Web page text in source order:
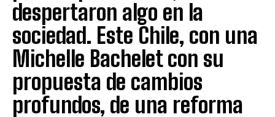
despertaron algo en la
sociedad. Este Chile, con una
Michelle Bachelet con su
propuesta de cambios
profundos, de una reforma